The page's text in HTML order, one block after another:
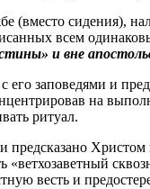
(вместо сидения),
всем
и вне
его заповедями и
на
ритуал.
весть и